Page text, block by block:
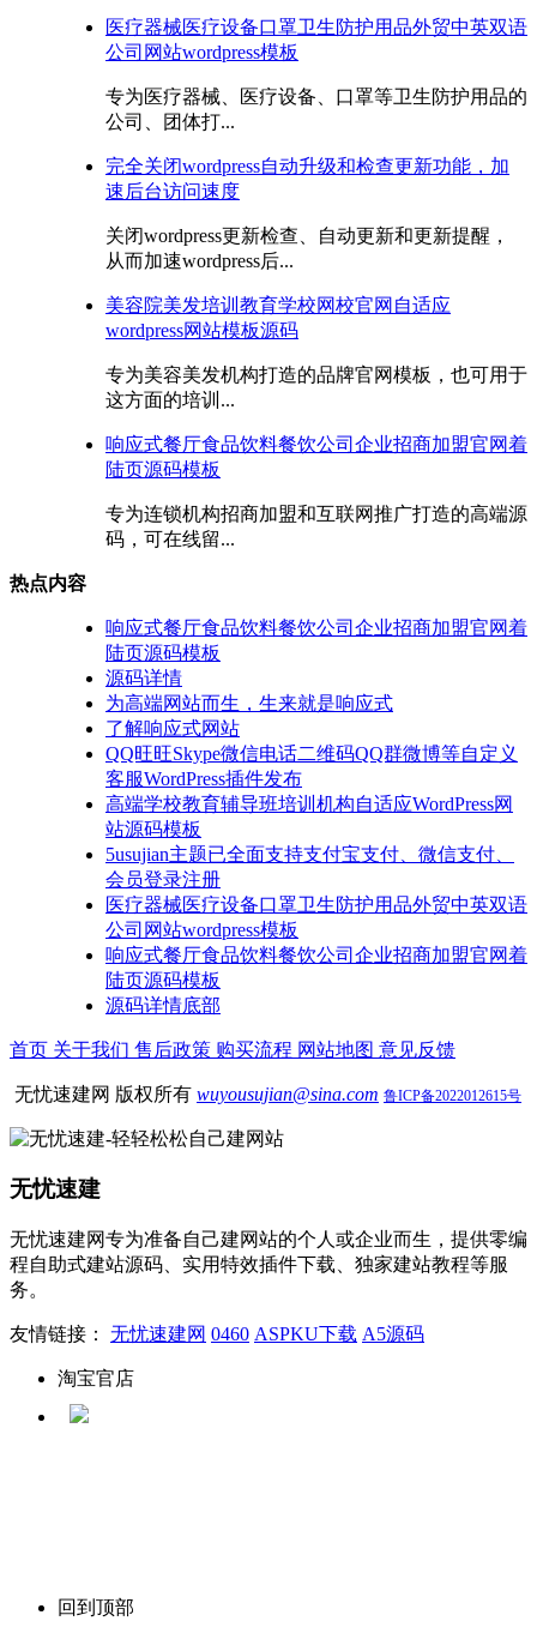
医疗器械医疗设备口罩卫生防护用品外贸中英双语
公司网站wordpress模板
专为医疗器械、医疗设备、口罩等卫生防护用品的
公司、团体打...
完全关闭wordpress自动升级和检查更新功能，加
速后台访问速度
关闭wordpress更新检查、自动更新和更新提醒，
从而加速wordpress后...
美容院美发培训教育学校网校官网自适应
wordpress网站模板源码
专为美容美发机构打造的品牌官网模板，也可用于
这方面的培训...
响应式餐厅食品饮料餐饮公司企业招商加盟官网着
陆页源码模板
专为连锁机构招商加盟和互联网推广打造的高端源
码，可在线留...
热点内容
响应式餐厅食品饮料餐饮公司企业招商加盟官网着
陆页源码模板
源码详情
为高端网站而生，生来就是响应式
了解响应式网站
QQ旺旺Skype微信电话二维码QQ群微博等自定义
客服WordPress插件发布
高端学校教育辅导班培训机构自适应WordPress网
站源码模板
5usujian主题已全面支持支付宝支付、微信支付、
会员登录注册
医疗器械医疗设备口罩卫生防护用品外贸中英双语
公司网站wordpress模板
响应式餐厅食品饮料餐饮公司企业招商加盟官网着
陆页源码模板
源码详情底部
首页 关于我们 售后政策 购买流程 网站地图 意见反馈
无忧速建网 版权所有 wuyousujian@sina.com 鲁ICP备2022012615号
无忧速建
无忧速建网专为准备自己建网站的个人或企业而生，提供零编
程自助式建站源码、实用特效插件下载、独家建站教程等服
务。
友情链接： 无忧速建网 0460 ASPKU下载 A5源码
淘宝官店
回到顶部